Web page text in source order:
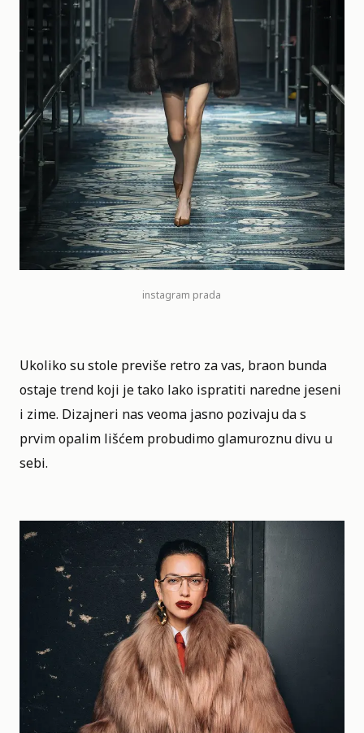
instagram prada
Ukoliko su stole previše retro za vas, braon bunda
ostaje trend koji je tako lako ispratiti naredne jeseni
i zime. Dizajneri nas veoma jasno pozivaju da s
prvim opalim lišćem probudimo glamuroznu divu u
sebi.